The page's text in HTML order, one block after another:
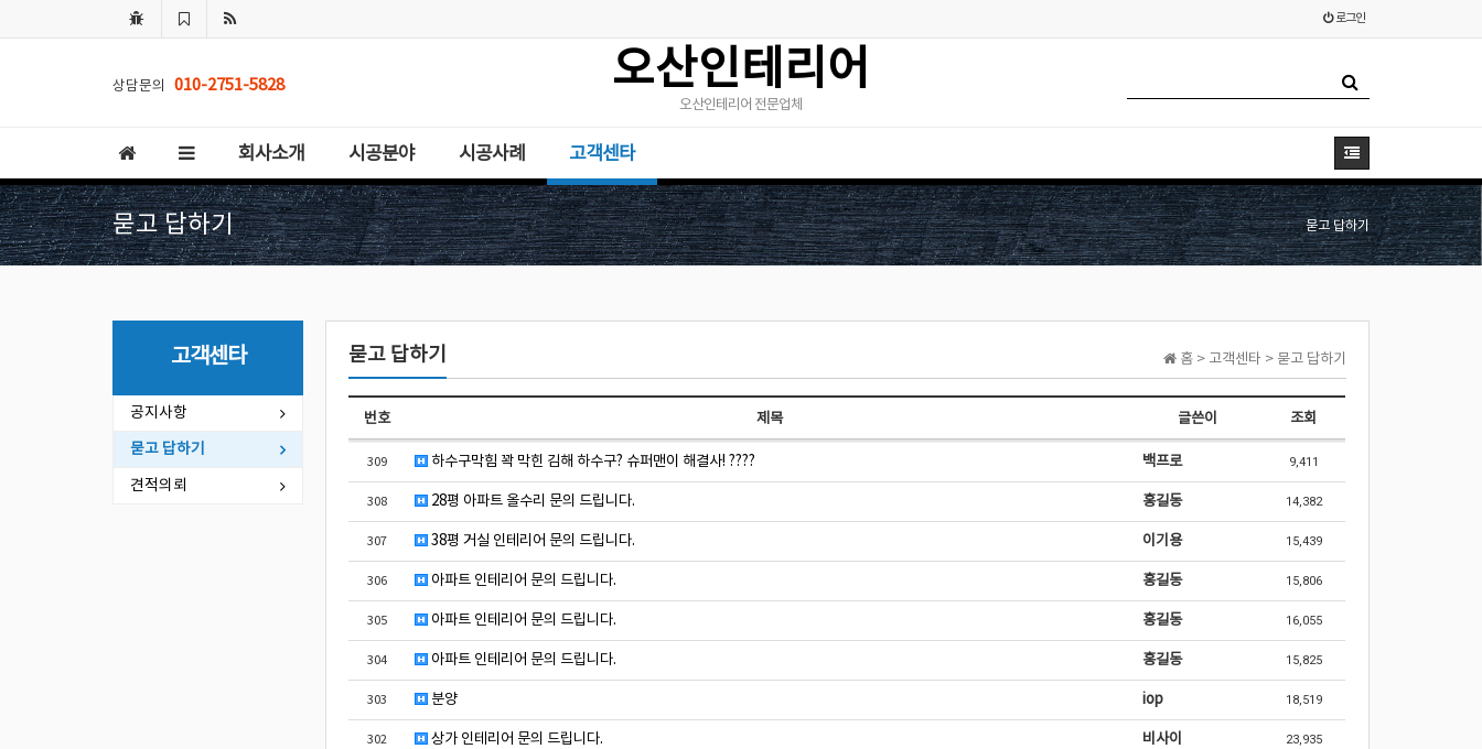
로그인
상담문의 010-2751-5828 오산인테리어
오산인테리어 전문업체
회사소개 시공분야 시공사례 고객센타
묻고 답하기 묻고 답하기
홈 > 고객센타 > 묻고 답하기
묻고 답하기
번호 제목 글쓴이 조회
309 하수구막힘 꽉 막힌 김해 하수구? 슈퍼맨이 해결사! ???? 백프로 9,411
308 28평 아파트 올수리 문의 드립니다. 홍길동 14,382
307 38평 거실 인테리어 문의 드립니다. 이기용 15,439
306 아파트 인테리어 문의 드립니다. 홍길동 15,806
305 아파트 인테리어 문의 드립니다. 홍길동 16,055
304 아파트 인테리어 문의 드립니다. 홍길동 15,825
303 분양 iop 18,519
302 상가 인테리어 문의 드립니다. 비사이 23,935
고객센타
공지사항
묻고 답하기
견적의뢰